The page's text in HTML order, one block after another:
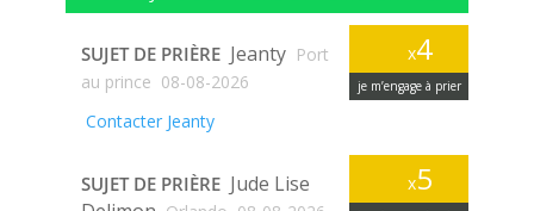
x4
je m’engage à prier
SUJET DE PRIÈRE Jeanty Port
au prince 08-08-2026
Contacter Jeanty
x5
SUJET DE PRIÈRE Jude Lise